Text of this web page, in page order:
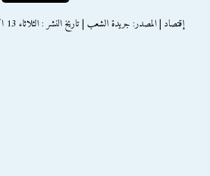
إقتصاد | المصدر: جريدة الشعب | تاريخ النشر : الثلاثاء 13 اكتوبر 2015